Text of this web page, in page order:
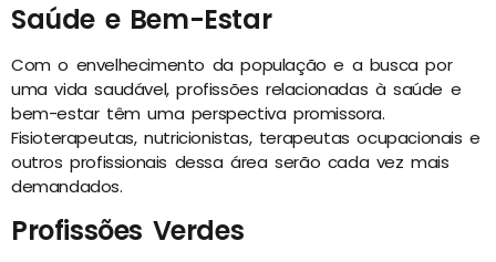
Saúde e Bem-Estar
Com o envelhecimento da população e a busca por
uma vida saudável, profissões relacionadas à saúde e
bem-estar têm uma perspectiva promissora.
Fisioterapeutas, nutricionistas, terapeutas ocupacionais e
outros profissionais dessa área serão cada vez mais
demandados.
Profissões Verdes